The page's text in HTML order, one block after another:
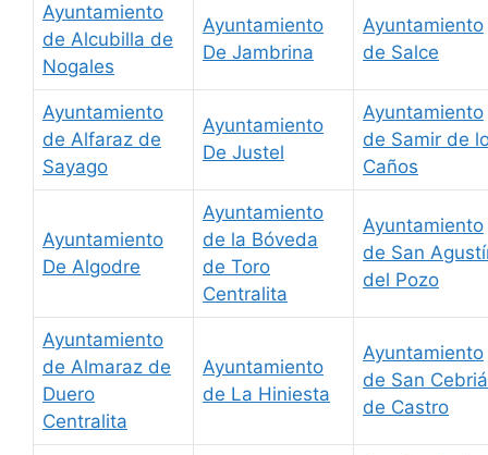
Ayuntamiento
de Alcubilla de
Nogales
Ayuntamiento
De Jambrina
Ayuntamiento
de Salce
Ayuntamiento
de Alfaraz de
Sayago
Ayuntamiento
De Justel
Ayuntamiento
de Samir de
Caños
Ayuntamiento
De Algodre
Ayuntamiento
de la Bóveda
de Toro
Centralita
Ayuntamiento
de San
del Pozo
Ayuntamiento
de Almaraz de
Duero
Centralita
Ayuntamiento
de La Hiniesta
Ayuntamiento
de San
de Castro